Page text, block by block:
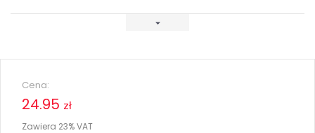
Cena:
24.95 zł
Zawiera 23% VAT